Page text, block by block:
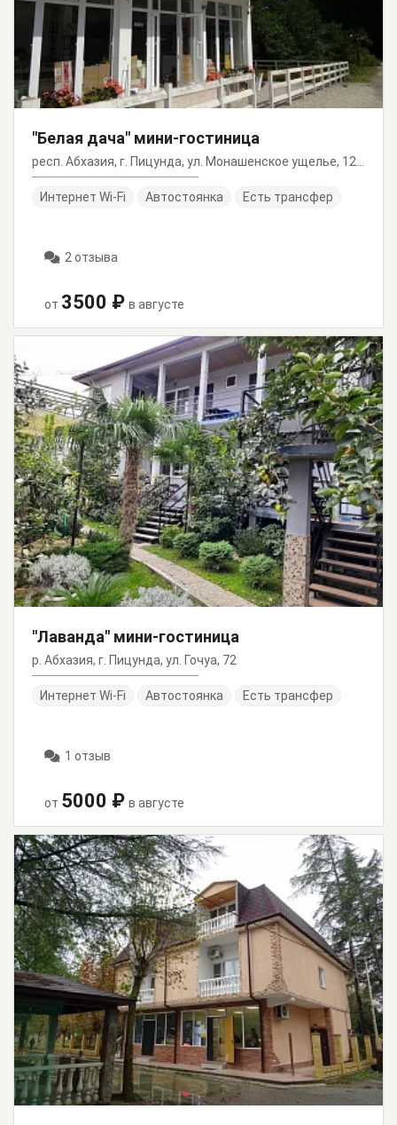
"Белая дача" мини-гостиница
респ. Абхазия, г. Пицунда, ул. Монашенское ущелье, 12/а
Интернет Wi-Fi Автостоянка Есть трансфер
2 отзыва
от 3500 ₽ в августе
"Лаванда" мини-гостиница
р. Абхазия, г. Пицунда, ул. Гочуа, 72
Интернет Wi-Fi Автостоянка Есть трансфер
1 отзыв
от 5000 ₽ в августе